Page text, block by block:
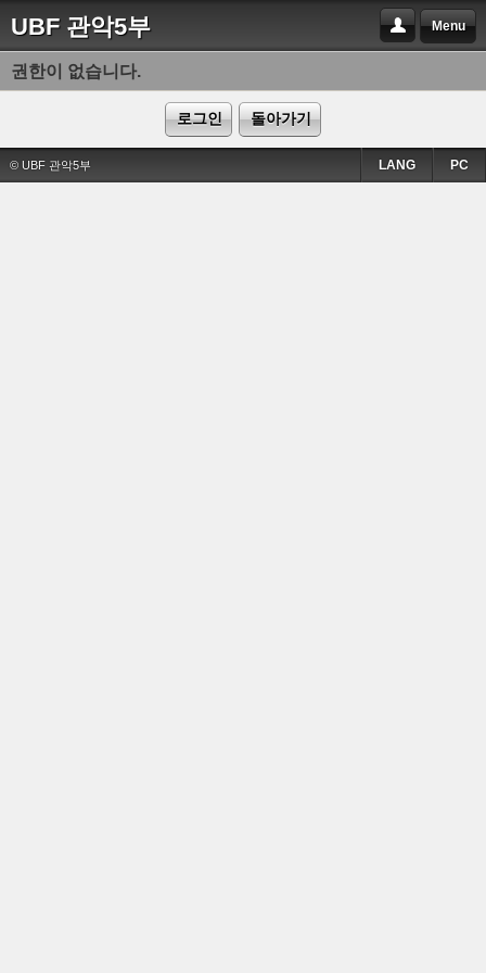
UBF 관악5부 Menu
권한이 없습니다.
로그인 돌아가기
© UBF 관악5부 PC
LANG